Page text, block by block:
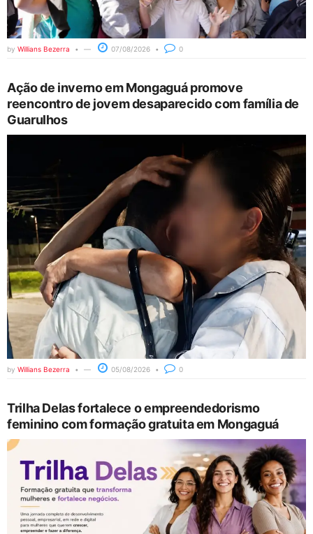
by Willians Bezerra 07/08/2026 0
Ação de inverno em Mongaguá promove
reencontro de jovem desaparecido com família de
Guarulhos
by Willians Bezerra 05/08/2026 0
Trilha Delas fortalece o empreendedorismo
feminino com formação gratuita em Mongaguá